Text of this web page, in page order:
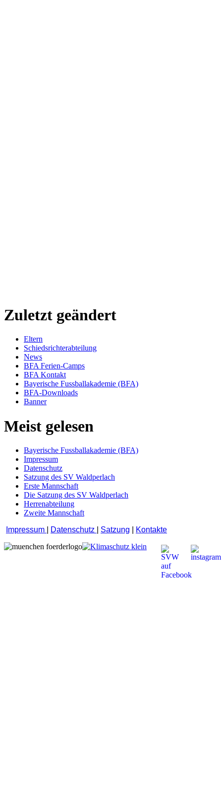
Zuletzt geändert
Eltern
Schiedsrichterabteilung
News
BFA Ferien-Camps
BFA Kontakt
Bayerische Fussballakademie (BFA)
BFA-Downloads
Banner
Meist gelesen
Bayerische Fussballakademie (BFA)
Impressum
Datenschutz
Satzung des SV Waldperlach
Erste Mannschaft
Die Satzung des SV Waldperlach
Herrenabteilung
Zweite Mannschaft
Impressum
Datenschutz Satzung Kontakte